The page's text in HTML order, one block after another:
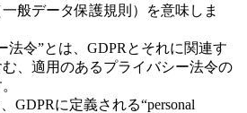
般データ保護規則）を意味しま
法令”とは、GDPRとそれに関連す
、適用のあるプライバシー法令の
GDPRに定義される“personal